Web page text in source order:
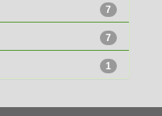
7
7
1